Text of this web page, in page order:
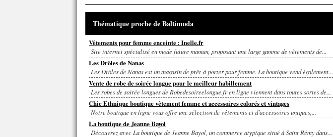
Thématique proche de Baltimoda
Vêtements pour femme enceinte : Inelle.fr
Site internet spécialisé en mode future maman, proposant une large gamme de vêtements de...
Les Drôles de Nanas
Les Drôles de Nanas est un magasin de prêt-à-porter pour femme. La boutique vend également...
Vente de robe de soirée longue pour le meilleur habillement
Les robes de soirée longues de Robedesoireelongue.fr en ligne viennent dans toutes sortes de...
Chic Ethnique boutique vêtement femme et accessoires colorés et vintages
Notre boutique en ligne vous offre une sélection de vêtements et d'accessoires uniques,...
La boutique de Jeanne Bayol
Découvrez avec La boutique de Jeanne Bayol, un commerce atypique situé à Saint Rémy dans...